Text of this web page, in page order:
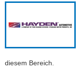
diesem Bereich.